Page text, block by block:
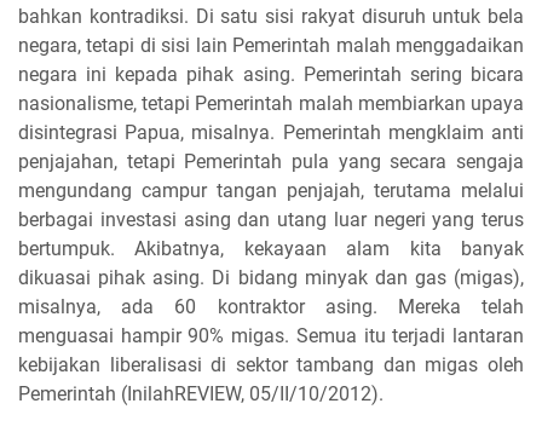
bahkan kontradiksi. Di satu sisi rakyat disuruh untuk bela
negara, tetapi di sisi lain Pemerintah malah menggadaikan
negara ini kepada pihak asing. Pemerintah sering bicara
nasionalisme, tetapi Pemerintah malah membiarkan upaya
disintegrasi Papua, misalnya. Pemerintah mengklaim anti
penjajahan, tetapi Pemerintah pula yang secara sengaja
mengundang campur tangan penjajah, terutama melalui
berbagai investasi asing dan utang luar negeri yang terus
bertumpuk. Akibatnya, kekayaan alam kita banyak
dikuasai pihak asing. Di bidang minyak dan gas (migas),
misalnya, ada 60 kontraktor asing. Mereka telah
menguasai hampir 90% migas. Semua itu terjadi lantaran
kebijakan liberalisasi di sektor tambang dan migas oleh
Pemerintah (InilahREVIEW, 05/II/10/2012).